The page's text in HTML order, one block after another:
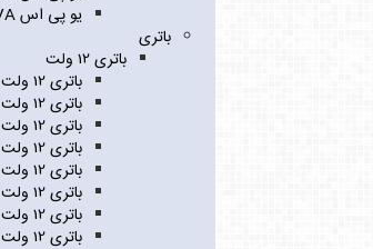
یو پی اس 300KVA
باتری
باتری 12 ولت
باتری 12 ولت 4.5 آمپر
باتری 12 ولت 7 آمپر
باتری 12 ولت 9 آمپر
باتری 12 ولت 12 آمپر
باتری 12 ولت 17 آمپر
باتری 12 ولت 18 آمپر
باتری 12 ولت 26 آمپر
باتری 12 ولت 28 آمپر